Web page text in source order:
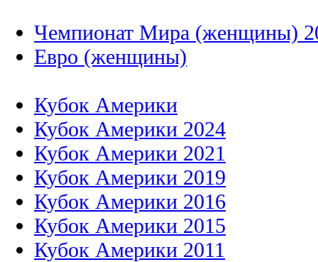
Чемпионат Мира (женщины)
Евро (женщины)
Кубок Америки
Кубок Америки 2024
Кубок Америки 2021
Кубок Америки 2019
Кубок Америки 2016
Кубок Америки 2015
Кубок Америки 2011